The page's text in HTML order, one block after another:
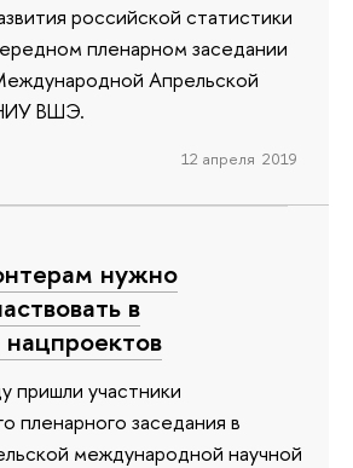
российской статистики
пленарном заседании
Апрельской
ВШЭ.
12 апреля 2019
нужно
в
пришли участники
пленарного заседания в
международной научной